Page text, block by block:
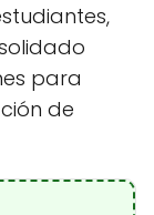
para
de